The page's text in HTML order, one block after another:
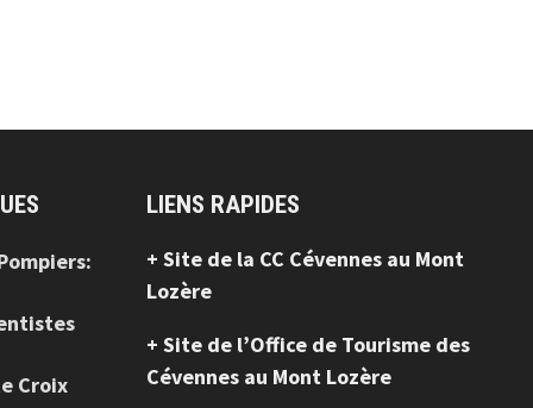
Croix
LIENS RAPIDES
+ Site de la CC Cévennes au Mont
Lozère
+ Site de l’Office de Tourisme des
Cévennes au Mont Lozère